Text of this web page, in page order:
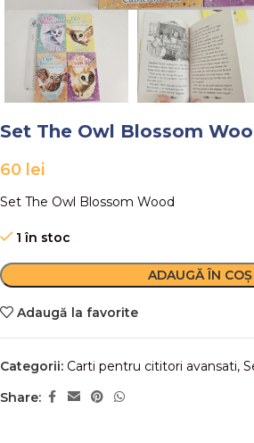
Set The Owl Blossom
60 lei
Set The Owl Blossom Wood
1 în stoc
ADAUGĂ ÎN COȘ
Adaugă la favorite
Categorii: Carti pentru cititori avansati,
Share: